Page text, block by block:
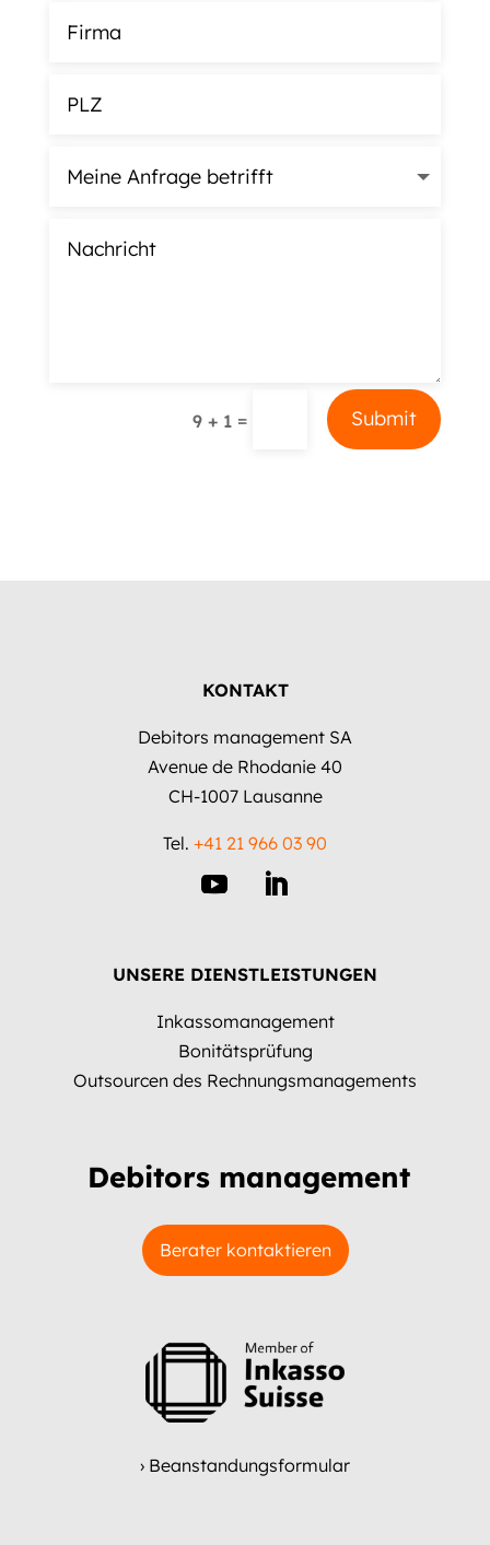
9 + 1 = Submit
KONTAKT
Debitors management SA
Avenue de Rhodanie 40
CH-1007 Lausanne
Tel. +41 21 966 03 90
UNSERE DIENSTLEISTUNGEN
Inkassomanagement
Bonitätsprüfung
Outsourcen des Rechnungsmanagements
Debitors management
Berater kontaktieren
› Beanstandungsformular